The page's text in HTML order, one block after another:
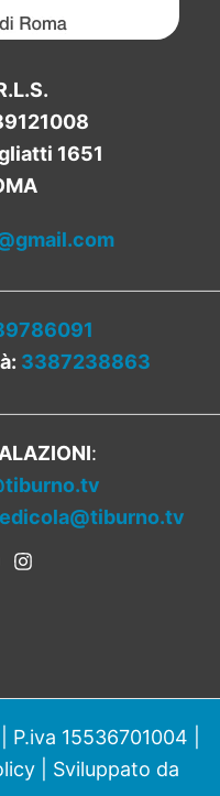
1651
3387238863
:
edicola@tiburno.tv
15536701004 |
| Sviluppato da